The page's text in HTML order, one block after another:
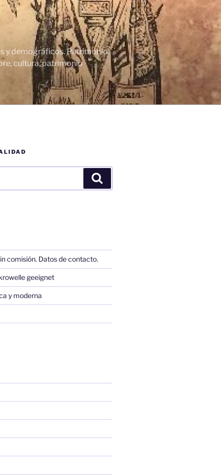
y demográficos. Patrimonio
cultura, patrimonio
comisión. Datos de contacto.
geeignet
y moderna